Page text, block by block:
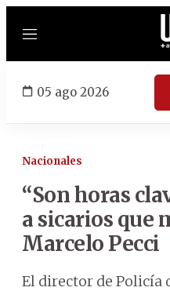
Menú
05 ago 2026
Nacionales
“Son horas
a sicarios que
Marcelo Pecci
El director de Policía